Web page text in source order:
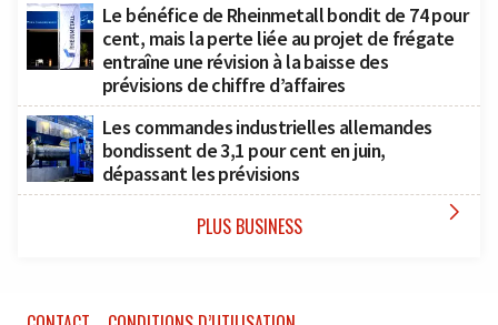
Le bénéfice de Rheinmetall bondit de 74 pour
cent, mais la perte liée au projet de frégate
entraîne une révision à la baisse des
prévisions de chiffre d’affaires
Les commandes industrielles allemandes
bondissent de 3,1 pour cent en juin,
dépassant les prévisions
PLUS BUSINESS 